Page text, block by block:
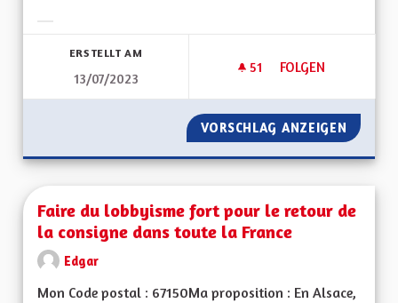
ERSTELLT AM
13/07/2023
51 51 FOLLOWER
FOLGEN
DÉVELOPPEMENT
VORSCHLAG ANZEIGEN
Faire du lobbyisme fort pour le retour de
la consigne dans toute la France
Edgar
Mon Code postal : 67150Ma proposition : En Alsace,